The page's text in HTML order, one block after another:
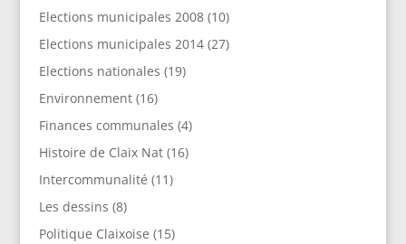
Elections municipales 2008(10)
Elections municipales 2014(27)
Elections nationales (19)
Environnement(16)
Finances communales (4)
Histoire de Claix Nat(16)
Intercommunalité (11)
Les dessins (8)
Politique Claixoise (15)